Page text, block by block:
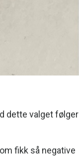
dette valget følger
fikk så negative